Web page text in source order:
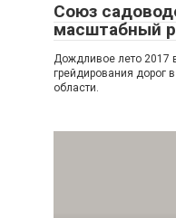
Союз
масштабный
Дождливое лето 2017
грейдирования дорог
области.